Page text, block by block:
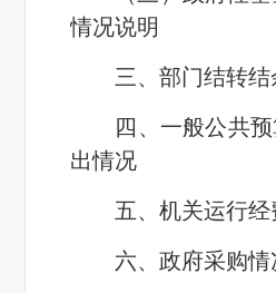
情况说明
三、部门结转
四、一般公共
出情况
五、机关运行
六、政府采购情